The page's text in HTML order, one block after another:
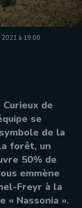
à 19:00
de
se
de la
forêt, un
50% de
emmène
Freyr à la
Nassonia ».